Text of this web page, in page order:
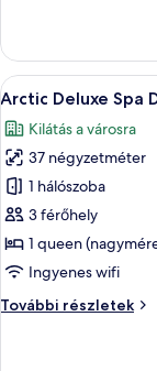
Balcony
további
részletei
A
következő
szoba
összes
képének
megtekintése:
Arctic
Deluxe
Double
19
Arctic Deluxe Spa
Kilátás a városra
37 négyzetméter
1 hálószoba
3 férőhely
1 queen
Ingyenes wifi
További részletek
Arctic